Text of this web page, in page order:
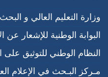
وزارة التعليم العالي و
البوابة الوطنية للإشعار عن
النظام الوطني للتوثيق على
مـركز البـحث في الإعلام